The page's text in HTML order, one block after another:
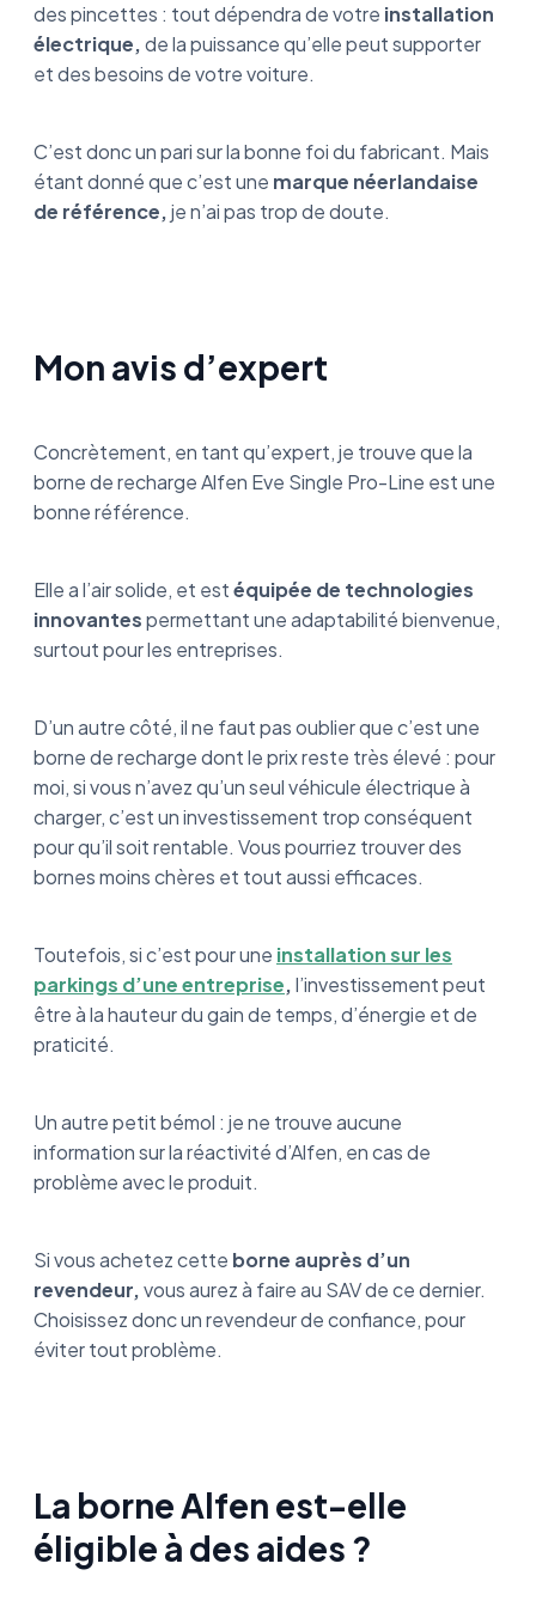
des pincettes : tout dépendra de votre installation
électrique,de la puissance qu’elle peut supporter
et des besoins de votre voiture.
C’est donc un pari sur la bonne foi du fabricant. Mais
étant donné que c’est une marque néerlandaise
de référence,je n’ai pas trop de doute.
Mon avis d’expert
Concrètement, en tant qu’expert, je trouve que la
borne de recharge Alfen Eve Single Pro-Line est une
bonne référence.
Elle a l’air solide, et estéquipée de technologies
innovantespermettant une adaptabilité bienvenue,
surtout pour les entreprises.
D’un autre côté, il ne faut pas oublier que c’est une
borne de recharge dont le prix reste très élevé : pour
moi, si vous n’avez qu’un seul véhicule électrique à
charger, c’est un investissement trop conséquent
pour qu’il soit rentable. Vous pourriez trouver des
bornes moins chères et tout aussi efficaces.
Toutefois, si c’est pour une installation sur les
parkings d’une entreprise,l’investissement peut
être à la hauteur du gain de temps, d’énergie et de
praticité.
Un autre petit bémol : je ne trouve aucune
information sur la réactivité d’Alfen, en cas de
problème avec le produit.
Si vous achetez cette borne auprès d’un
revendeur,vous aurez à faire au SAV de ce dernier.
Choisissez donc un revendeur de confiance, pour
éviter tout problème.
La borne Alfen est-elle
éligible à des aides ?